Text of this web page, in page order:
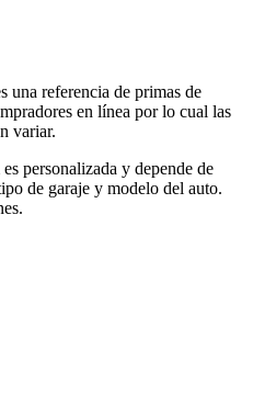
una referencia de primas de
en línea por lo cual las
variar.
personalizada y depende de
de garaje y modelo del auto.